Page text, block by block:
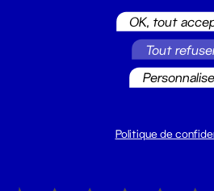
Du lundi au vendredi 14h → 18h
OK, tout
Tout
Politique de